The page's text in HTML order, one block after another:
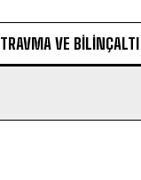
TRAVMA VE BILINÇALTI